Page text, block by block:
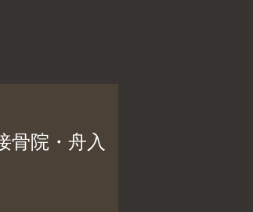
骨院・舟入